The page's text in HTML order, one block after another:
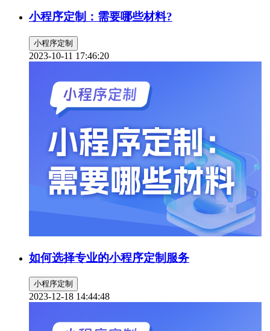
小程序定制：需要哪些材料?
小程序定制
2023-10-11 17:46:20
如何选择专业的小程序定制服务
小程序定制
2023-12-18 14:44:48